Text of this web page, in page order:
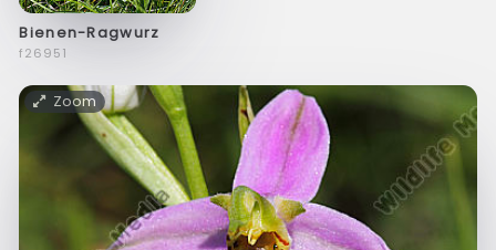
Bienen-Ragwurz
f26951
Zoom